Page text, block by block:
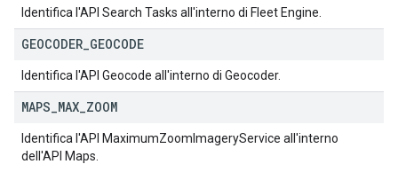
Identifica l'API Search Tasks all'interno di Fleet Engine.
GEOCODER GEOCODE
Identifica l'API Geocode all'interno di Geocoder.
MAPS MAX ZOOM
Identifica l'API MaximumZoomImageryService all'interno
dell'API Maps.